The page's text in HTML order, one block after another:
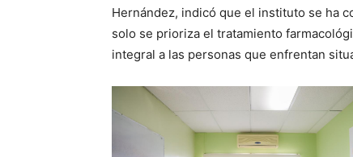
Hernández, indicó que el instituto se ha
solo se prioriza el tratamiento
integral a las personas que enfrentan